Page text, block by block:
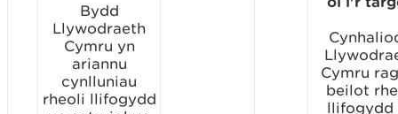
Bydd
Llywodraeth
Cymru yn
ariannu
cynlluniau
rheoli llifogydd
Cymru
beilot
llifogydd